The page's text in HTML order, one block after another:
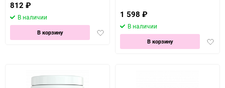
812 ₽
В наличии
Добавить
избранное
В корзину
1 598 ₽
В наличии
В корзину